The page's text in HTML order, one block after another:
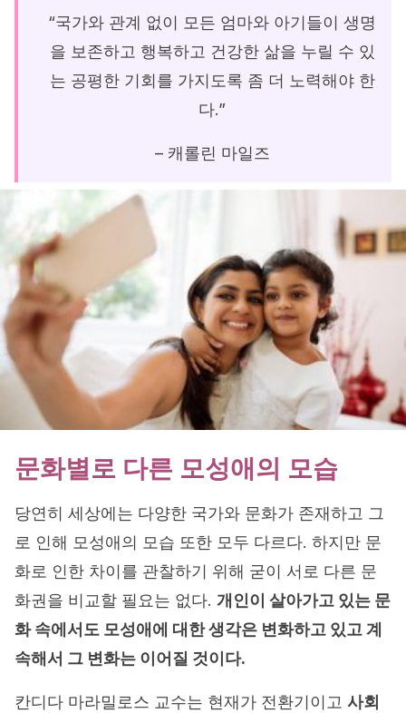
“국가와 관계 없이 모든 엄마와 아기들이 생명
을 보존하고 행복하고 건강한 삶을 누릴 수 있
는 공평한 기회를 가지도록 좀 더 노력해야 한
다.”
– 캐롤린 마일즈
문화별로 다른 모성애의 모습
당연히 세상에는 다양한 국가와 문화가 존재하고 그
로 인해 모성애의 모습 또한 모두 다르다. 하지만 문
화로 인한 차이를 관찰하기 위해 굳이 서로 다른 문
화권을 비교할 필요는 없다. 개인이 살아가고 있는 문
화 속에서도 모성애에 대한 생각은 변화하고 있고 계
속해서 그 변화는 이어질 것이다.
칸디다 마라밀로스 교수는 현재가 전환기이고 사회